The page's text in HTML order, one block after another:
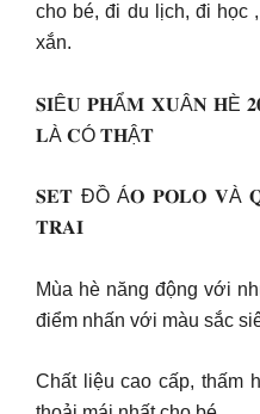
cho bé, đi du lịch, đi học
xắn.
𝐒𝐈Ê𝐔 𝐏𝐇Ẩ𝐌 𝐗𝐔Â𝐍 𝐇È
𝐋À 𝐂Ó 𝐓𝐇Ậ𝐓
𝐒𝐄𝐓 ĐỒ Á𝐎 𝐏𝐎𝐋𝐎 𝐕À
𝐓𝐑𝐀𝐈
Mùa hè năng động với
điểm nhấn với màu sắc
Chất liệu cao cấp, thấm